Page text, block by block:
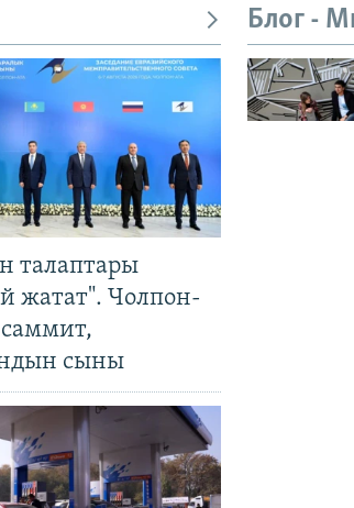
талаптары
жатат". Чолпон-
сыны
Блог -